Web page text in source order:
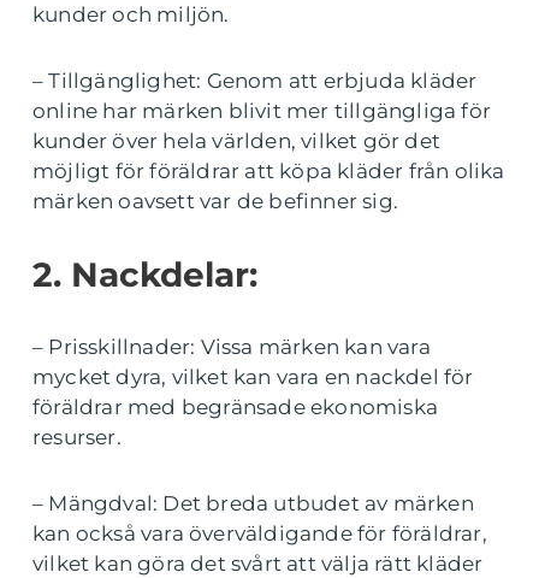
kunder och miljön.
– Tillgänglighet: Genom att erbjuda kläder
online har märken blivit mer tillgängliga för
kunder över hela världen, vilket gör det
möjligt för föräldrar att köpa kläder från olika
märken oavsett var de befinner sig.
2. Nackdelar:
– Prisskillnader: Vissa märken kan vara
mycket dyra, vilket kan vara en nackdel för
föräldrar med begränsade ekonomiska
resurser.
– Mängdval: Det breda utbudet av märken
kan också vara överväldigande för föräldrar,
vilket kan göra det svårt att välja rätt kläder